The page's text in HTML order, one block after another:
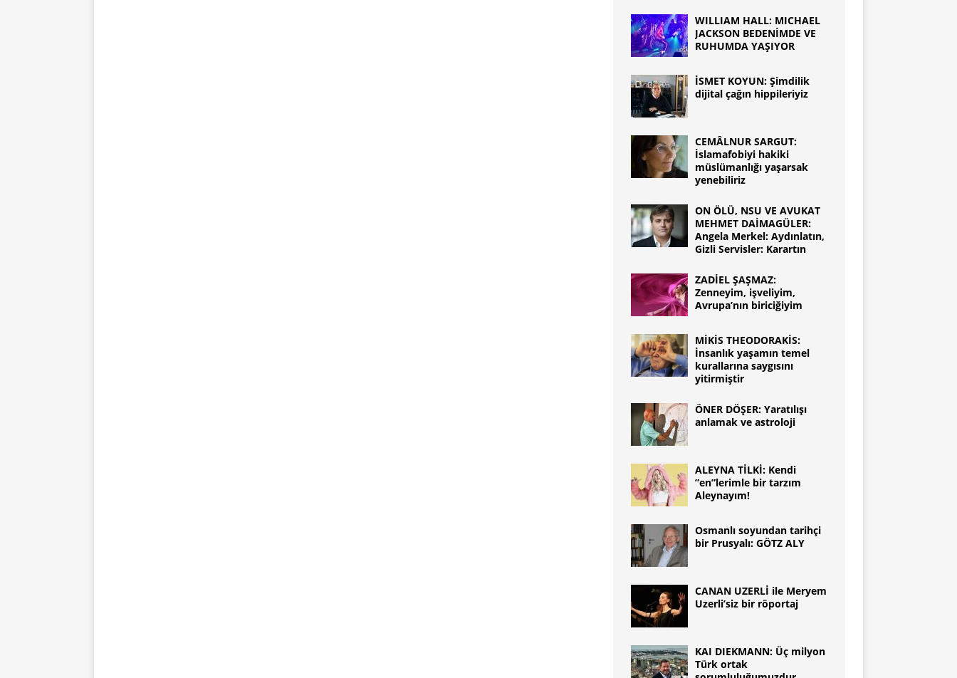
WILLIAM HALL: MICHAEL
JACKSON BEDENİMDE VE
RUHUMDA YAŞIYOR
İSMET KOYUN: Şimdilik
dijital çağın hippileriyiz
CEMÂLNUR SARGUT:
İslamafobiyi hakiki
müslümanlığı yaşarsak
yenebiliriz
ON ÖLÜ, NSU VE AVUKAT
MEHMET DAİMAGÜLER:
Angela Merkel: Aydınlatın,
Gizli Servisler: Karartın
ZADİEL ŞAŞMAZ:
Zenneyim, işveliyim,
Avrupa’nın biriciğiyim
MİKİS THEODORAKİS:
İnsanlık yaşamın temel
kurallarına saygısını
yitirmiştir
ÖNER DÖŞER: Yaratılışı
anlamak ve astroloji
ALEYNA TİLKİ: Kendi
”en”lerimle bir tarzım
Aleynayım!
Osmanlı soyundan tarihçi
bir Prusyalı: GÖTZ ALY
CANAN UZERLİ ile Meryem
Uzerli’siz bir röportaj
KAI DIEKMANN: Üç milyon
Türk ortak